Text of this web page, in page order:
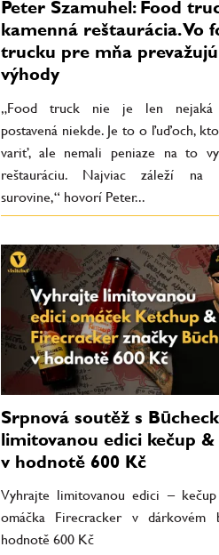
Peter Szamuhel: Food
kamenná reštaurácia. Vo
trucku pre mňa prevažujú
výhody
„Food truck nie je len nejaká
postavená niekde. Je to o ľuďoch,
variť, ale nemali peniaze na to
reštauráciu. Najviac záleží na
surovine,“ hovorí Peter...
Srpnová soutěž s
limitovanou edici kečup
v hodnotě 600 Kč
Vyhrajte limitovanou edici –
omáčka Firecracker v dárkovém
hodnotě 600 Kč